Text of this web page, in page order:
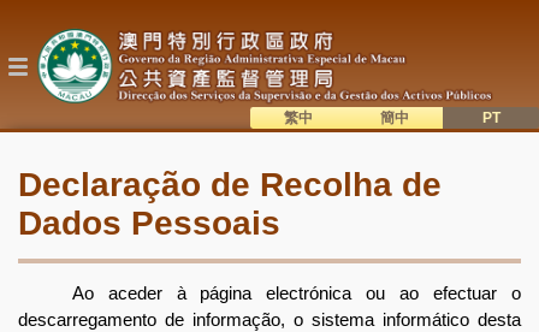
o
conteúdo
Declaração de Recolha de
Dados Pessoais
Ao aceder à página electrónica ou ao efectuar o
descarregamento de informação, o sistema informático desta